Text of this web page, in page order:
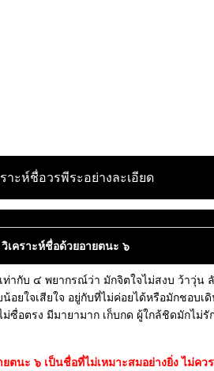
าะห์ชื่อวรพีระอย่างละเอียด
วิเคราะห์ชื่อด้วยอายตนะ ๖
ากับ ๔ พยากรณ์ว่า มักจิตใจไม่สงบ ว้าวุ่น
อยใจเสียใจ อยู่กับที่ไม่ค่อยได้หรือมักชอบเ
ซื่อตรง มีมายามาก เก็บกด ผู้ใกล้ชิดมักไม่รั
ตนะ ๖ เป็นชื่อที่ไม่เหมาะสมอย่างยิ่ง ไม่คว